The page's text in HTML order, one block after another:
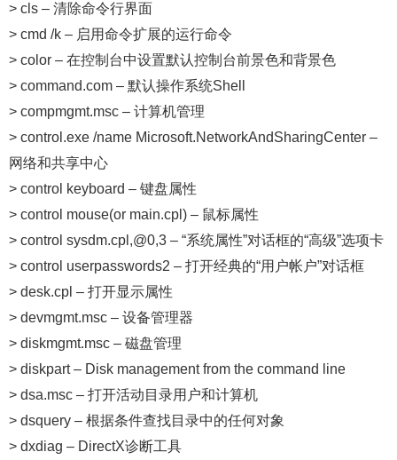
> cls – 清除命令行界面
> cmd /k – 启用命令扩展的运行命令
> color – 在控制台中设置默认控制台前景色和背景色
> command.com – 默认操作系统Shell
> compmgmt.msc – 计算机管理
> control.exe /name Microsoft.NetworkAndSharingCenter –
网络和共享中心
> control keyboard – 键盘属性
> control mouse(or main.cpl) – 鼠标属性
> control sysdm.cpl,@0,3 – “系统属性”对话框的“高级”选项卡
> control userpasswords2 – 打开经典的“用户帐户”对话框
> desk.cpl – 打开显示属性
> devmgmt.msc – 设备管理器
> diskmgmt.msc – 磁盘管理
> diskpart – Disk management from the command line
> dsa.msc – 打开活动目录用户和计算机
> dsquery – 根据条件查找目录中的任何对象
> dxdiag – DirectX诊断工具